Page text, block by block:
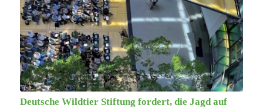
Deutsche Wildtier Stiftung fordert, die Jagd auf